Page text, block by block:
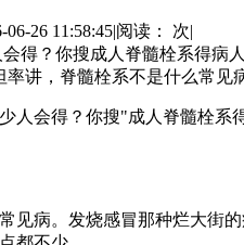
26 11:58:45|阅读： 次|
得？你搜成人脊髓栓系得
讲，脊髓栓系不是什么常
人会得？你搜"成人脊髓栓系
病。发烧感冒那种烂大街的